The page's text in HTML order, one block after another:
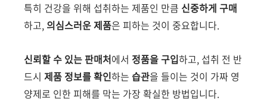
특히 건강을 위해 섭취하는 제품인 만큼 신중하게 구매
하고, 의심스러운 제품은 피하는 것이 중요합니다.
신뢰할 수 있는 판매처에서 정품을 구입하고, 섭취 전 반
드시 제품 정보를 확인하는 습관을 들이는 것이 가짜 영
양제로 인한 피해를 막는 가장 확실한 방법입니다.